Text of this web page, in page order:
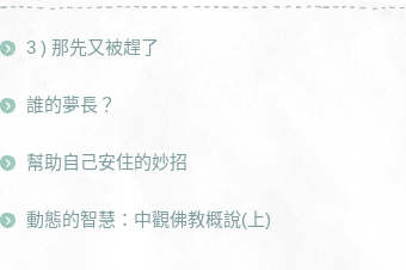
3 ) 那先又被趕了
誰的夢長？
幫助自己安住的妙招
動態的智慧：中觀佛教概說(上)